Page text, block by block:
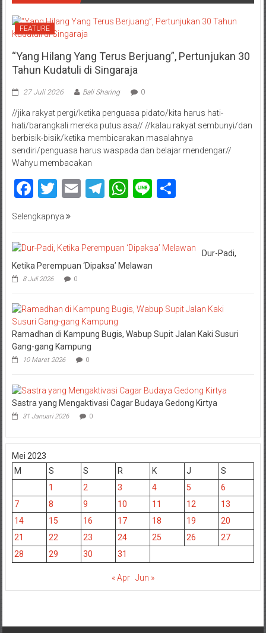
FEATURE
“Yang Hilang Yang Terus Berjuang”, Pertunjukan 30
Tahun Kudatuli di Singaraja
27 Juli 2026 Bali Sharing 0
//jika rakyat pergi/ketika penguasa pidato/kita harus hati-
hati/barangkali mereka putus asa// //kalau rakyat sembunyi/dan
berbisik-bisik/ketika membicarakan masalahnya
sendiri/penguasa harus waspada dan belajar mendengar//
Wahyu membacakan
Facebook
Twitter
EmailTelegram
WhatsApp
LineShare
Selengkapnya
Dur-Padi,
Ketika Perempuan ‘Dipaksa’ Melawan
8 Juli 2026 0
Ramadhan di Kampung Bugis, Wabup Supit Jalan Kaki Susuri
Gang-gang Kampung
10 Maret 2026 0
Sastra yang Mengaktivasi Cagar Budaya Gedong Kirtya
31 Januari 2026 0
Mei 2023
M
S S R K J
S
1
2 3 4 5
6
7
8 9 10 11 12
13
14
15 16 17 18 19
20
21
22 23 24 25 26
27
28
29 30 31
« Apr Jun »